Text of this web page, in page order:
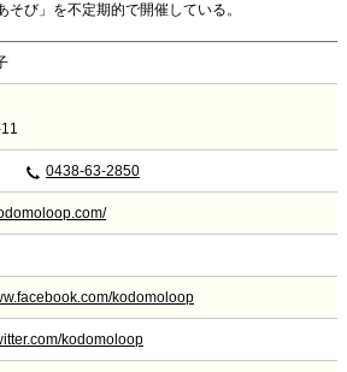
び」を不定期的で開催している。
0438-63-2850
kodomoloop
kodomoloop